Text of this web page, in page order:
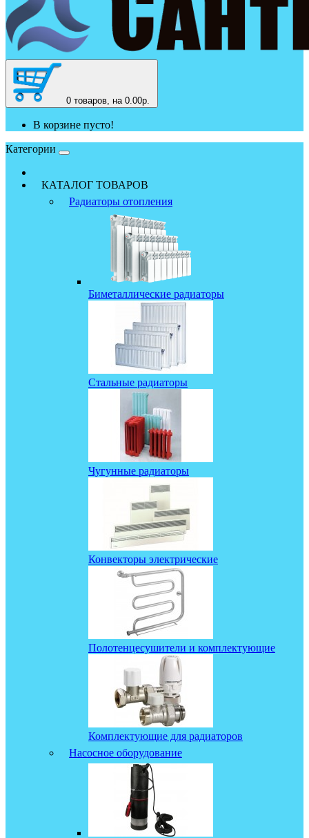
0 товаров, на 0.00р.
В корзине пусто!
Категории
КАТАЛОГ ТОВАРОВ
Радиаторы отопления
Биметаллические радиаторы
Стальные радиаторы
Чугунные радиаторы
Конвекторы электрические
Полотенцесушители и комплектующие
Комплектующие для радиаторов
Насосное оборудование